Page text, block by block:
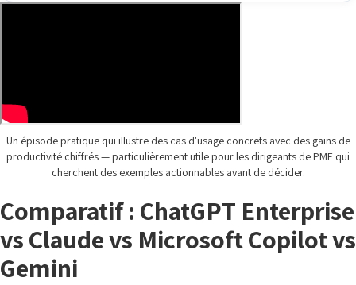
Un épisode pratique qui illustre des cas d'usage concrets avec des gains de
productivité chiffrés — particulièrement utile pour les dirigeants de PME qui
cherchent des exemples actionnables avant de décider.
Comparatif : ChatGPT Enterprise
vs Claude vs Microsoft Copilot vs
Gemini